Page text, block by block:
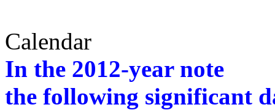
Calendar
In the 2012-year note
the following significant